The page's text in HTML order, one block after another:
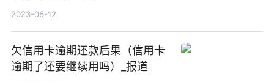
2023-06-12
欠信用卡逾期还款后果（信用卡
逾期了还要继续用吗）_报道